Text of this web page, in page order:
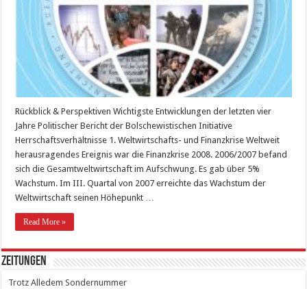
Rückblick & Perspektiven Wichtigste Entwicklungen der letzten vier
Jahre Politischer Bericht der Bolschewistischen Initiative
Herrschaftsverhältnisse 1. Weltwirtschafts- und Finanzkrise Weltweit
herausragendes Ereignis war die Finanzkrise 2008. 2006/2007 befand
sich die Gesamtweltwirtschaft im Aufschwung. Es gab über 5%
Wachstum. Im III. Quartal von 2007 erreichte das Wachstum der
Weltwirtschaft seinen Höhepunkt …
Read More »
Zeitungen
Sondernummer